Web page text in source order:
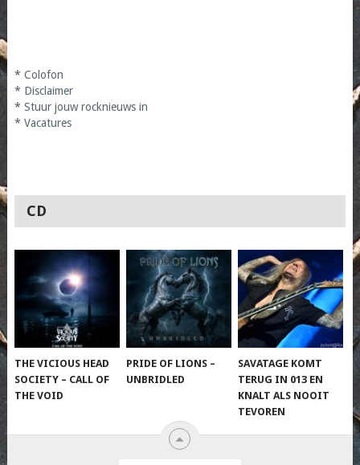
* Colofon
* Disclaimer
* Stuur jouw rocknieuws in
* Vacatures
CD
THE VICIOUS HEAD
SOCIETY – CALL OF
THE VOID
PRIDE OF LIONS –
UNBRIDLED
SAVATAGE KOMT
TERUG IN 013 EN
KNALT ALS NOOIT
TEVOREN